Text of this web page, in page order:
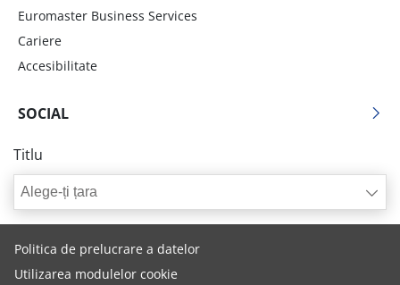
Euromaster Business Services
Cariere
Accesibilitate
SOCIAL
Titlu
Alege-ți țara
Politica de prelucrare a datelor
Utilizarea modulelor cookie